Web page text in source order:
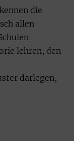
die
allen
lehren, den
darlegen,